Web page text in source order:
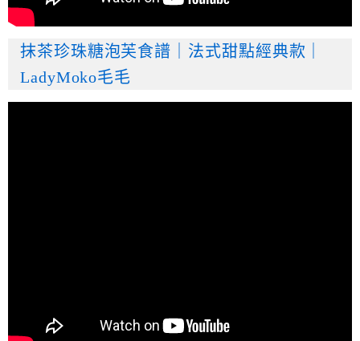
抹茶珍珠糖泡芙食譜｜法式甜點經典款｜
LadyMoko毛毛